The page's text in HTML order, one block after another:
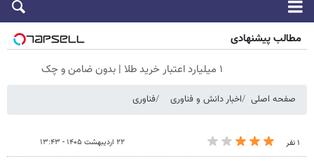
مطالب پیشنهادی
۱ میلیارد اعتبار خرید طلا | بدون ضامن و چک
صفحه اصلی اخبار دانش و فناوری فناوری
۱ نفر ۲۲ اردیبهشت ۱۴۰۵ - ۱۳:۴۳